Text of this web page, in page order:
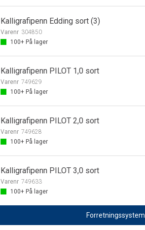
Kalligrafipenn Edding sort (3)
Varenr 304850
100+På lager
Kalligrafipenn PILOT 1,0 sort
Varenr 749629
100+På lager
Kalligrafipenn PILOT 2,0 sort
Varenr 749628
100+På lager
Kalligrafipenn PILOT 3,0 sort
Varenr 749633
100+På lager
Forretningssystem